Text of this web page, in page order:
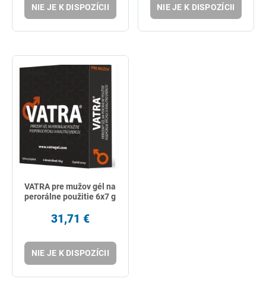
NIE JE K DISPOZÍCII NIE JE K DISPOZÍCII
VATRA pre mužov gél na
perorálne použitie 6x7 g
31,71 €
NIE JE K DISPOZÍCII